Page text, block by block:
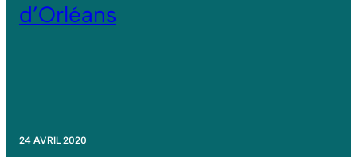
d’Orléans
24 AVRIL 2020